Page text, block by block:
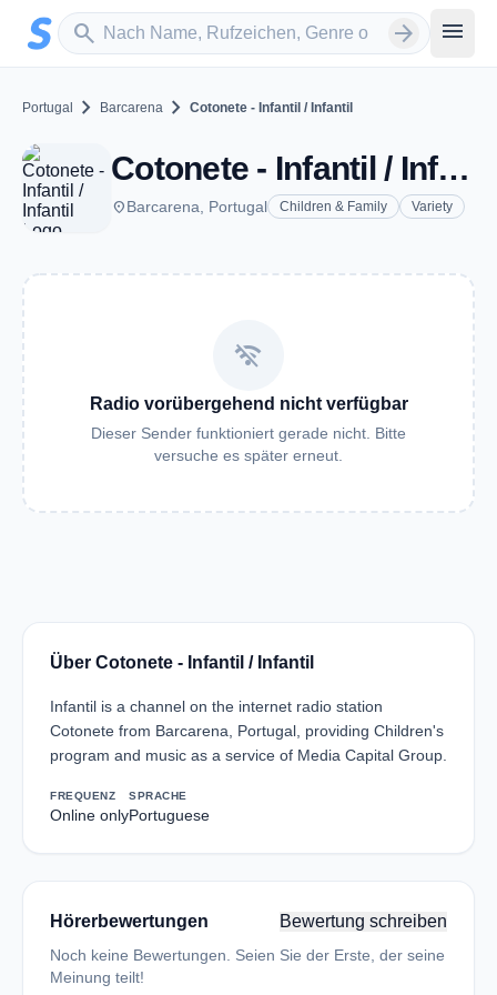
Zum Hauptinhalt springen
search
Sender suchen arrow_forward menu
Portugal chevron_right Barcarena chevron_right Cotonete - Infantil / Infantil
Cotonete - Infantil / Infantil - Barcarena
placeBarcarena, Portugal Children & Family Variety
wifi_off
Radio vorübergehend nicht verfügbar
Dieser Sender funktioniert gerade nicht. Bitte
versuche es später erneut.
Über Cotonete - Infantil / Infantil
Infantil is a channel on the internet radio station
Cotonete from Barcarena, Portugal, providing Children's
program and music as a service of Media Capital Group.
FREQUENZ
Online only
SPRACHE
Portuguese
Hörerbewertungen Bewertung schreiben
Noch keine Bewertungen. Seien Sie der Erste, der seine
Meinung teilt!